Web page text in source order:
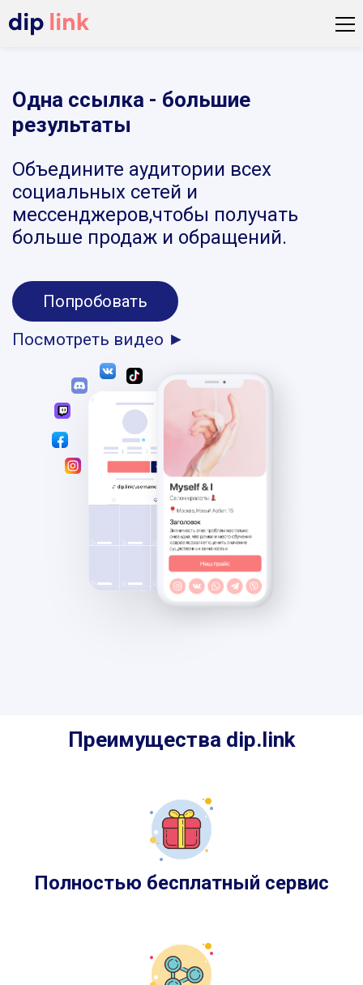
Одна ссылка - большие
результаты
Объедините аудитории всех
социальных сетей и
мессенджеров,чтобы получать
больше продаж и обращений.
Попробовать
Посмотреть видео ►
Преимущества dip.link
Полностью бесплатный сервис